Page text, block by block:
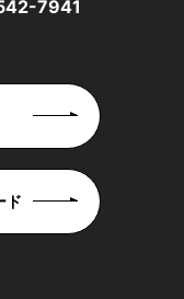
7941
ド